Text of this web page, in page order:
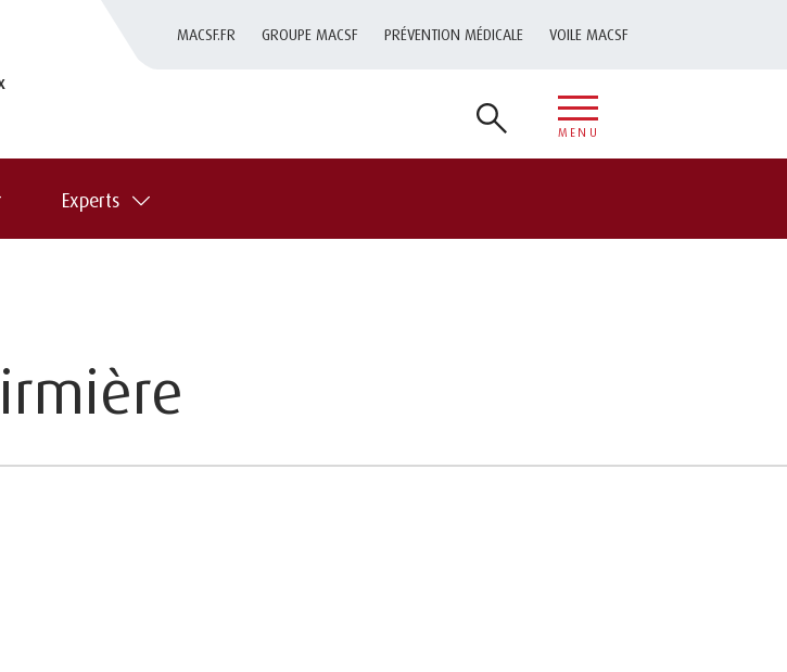
MACSF.FR GROUPE MACSF PRÉVENTION MÉDICALE VOILE MACSF
MENU
Experts